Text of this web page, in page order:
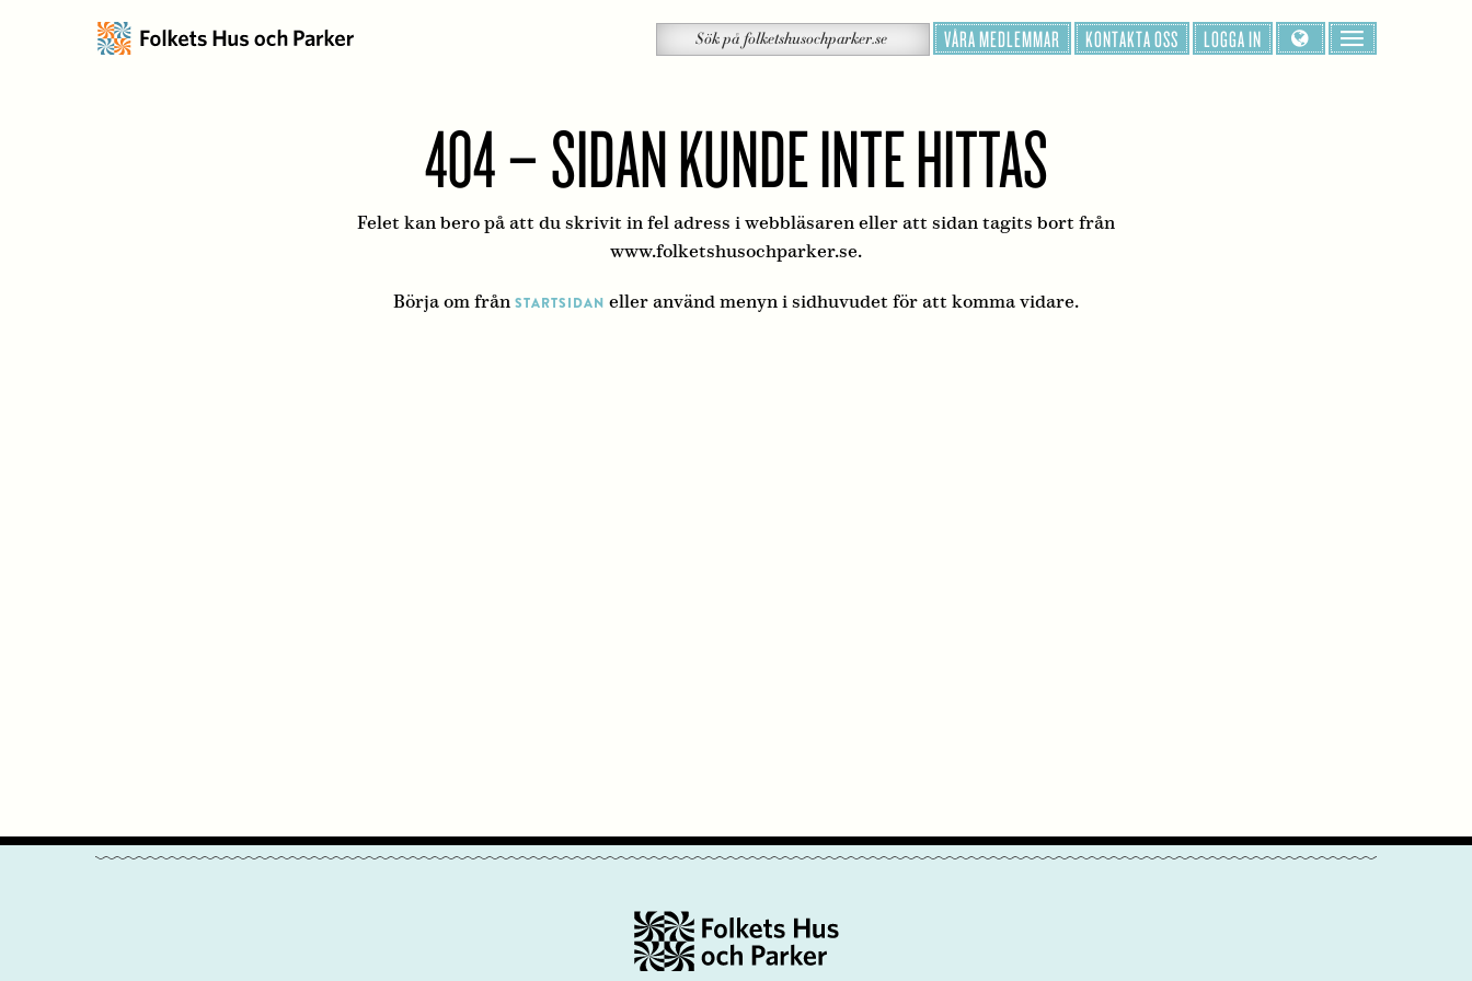
på
Sök VÅRA MEDLEMMAR KONTAKTA OSS LOGGA IN
404 – SIDAN KUNDE INTE HITTAS
Felet kan bero på att du skrivit in fel adress i webbläsaren eller att sidan tagits bort från
www.folketshusochparker.se.
Börja om från STARTSIDAN eller använd menyn i sidhuvudet för att komma vidare.